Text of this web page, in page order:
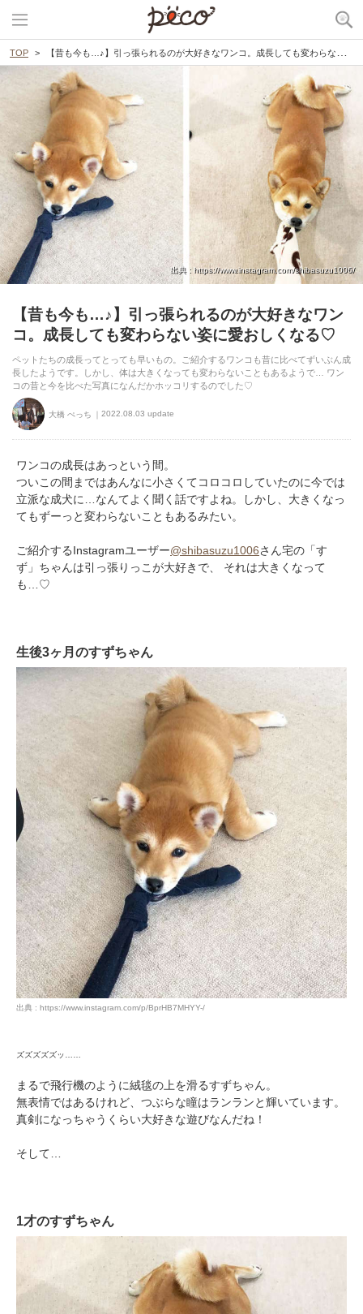
TOP 【昔も今も…♪】引っ張られるのが大好きなワンコ。成長しても変わらない姿に愛おしくなる♡
出典 : https://www.instagram.com/shibasuzu1006/
【昔も今も…♪】引っ張られるのが大好きなワン
コ。成長しても変わらない姿に愛おしくなる♡
ペットたちの成長ってとっても早いもの。ご紹介するワンコも昔に比べてずいぶん成
長したようです。しかし、体は大きくなっても変わらないこともあるようで… ワン
コの昔と今を比べた写真になんだかホッコリするのでした♡
大橋 ぺっち 2022.08.03 update
ワンコの成長はあっという間。
ついこの間まではあんなに小さくてコロコロしていたのに今では
立派な成犬に…なんてよく聞く話ですよね。しかし、大きくなっ
てもずーっと変わらないこともあるみたい。
ご紹介するInstagramユーザー@shibasuzu1006さん宅の「す
ず」ちゃんは引っ張りっこが大好きで、 それは大きくなって
も…♡
生後3ヶ月のすずちゃん
出典 : https://www.instagram.com/p/BprHB7MHYY-/
ズズズズズッ……
まるで飛行機のように絨毯の上を滑るすずちゃん。
無表情ではあるけれど、つぶらな瞳はランランと輝いています。
真剣になっちゃうくらい大好きな遊びなんだね！
そして…
1才のすずちゃん